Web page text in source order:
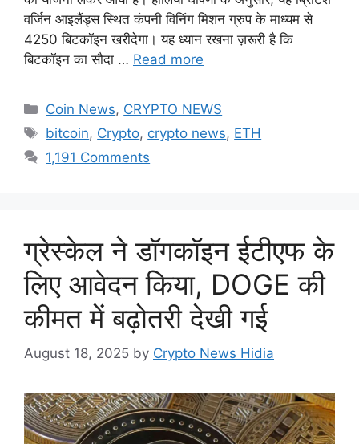
वर्जिन आइलैंड्स स्थित कंपनी विनिंग मिशन ग्रुप के माध्यम से
4250 बिटकॉइन खरीदेगा। यह ध्यान रखना ज़रूरी है कि
बिटकॉइन का सौदा … Read more
Categories
Coin News, CRYPTO NEWS
Tags
bitcoin, Crypto, crypto news, ETH
1,191 Comments
ग्रेस्केल ने डॉगकॉइन ईटीएफ के
लिए आवेदन किया, DOGE की
कीमत में बढ़ोतरी देखी गई
August 18, 2025 by Crypto News Hidia